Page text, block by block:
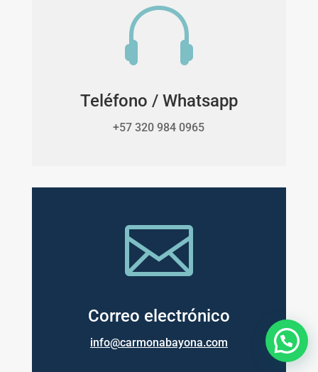

Teléfono / Whatsapp
+57 320 984 0965

Correo electrónico
info@carmonabayona.com